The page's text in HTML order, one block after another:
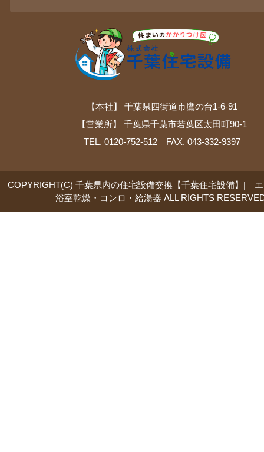
【本社】 千葉県四街道市鷹の台1-6-91
【営業所】 千葉県千葉市若葉区太田町90-1
TEL. 0120-752-512 FAX. 043-332-9397
COPYRIGHT(C) 千葉県内の住宅設備交換【千葉住宅設備】|
浴室乾燥・コンロ・給湯器 ALL RIGHTS